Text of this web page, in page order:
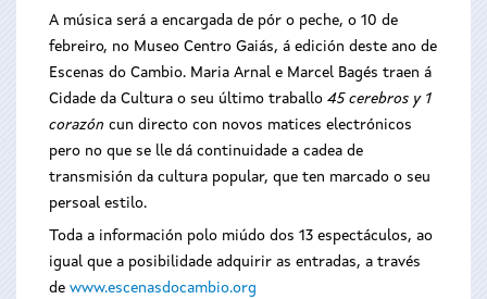
A música será a encargada de pór o peche, o 10 de
febreiro, no Museo Centro Gaiás, á edición deste ano de
Escenas do Cambio. Maria Arnal e Marcel Bagés traen á
Cidade da Cultura o seu último traballo 45 cerebros y 1
corazón cun directo con novos matices electrónicos
pero no que se lle dá continuidade a cadea de
transmisión da cultura popular, que ten marcado o seu
persoal estilo.
Toda a información polo miúdo dos 13 espectáculos, ao
igual que a posibilidade adquirir as entradas, a través
de www.escenasdocambio.org